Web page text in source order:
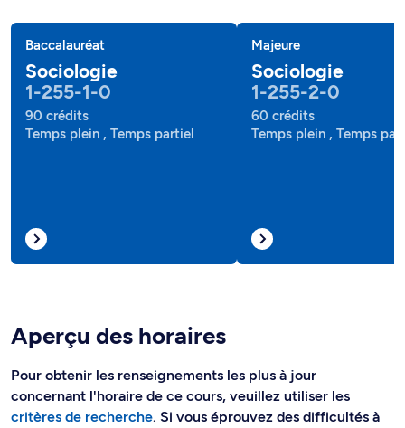
Baccalauréat
Sociologie
1-255-1-0
90 crédits
Temps plein , Temps partiel
Majeure
Sociologie
1-255-2-0
60 crédits
Temps plein , Temps
Aperçu des horaires
Pour obtenir les renseignements les plus à jour
concernant l'horaire de ce cours, veuillez utiliser les
critères de recherche. Si vous éprouvez des difficultés à